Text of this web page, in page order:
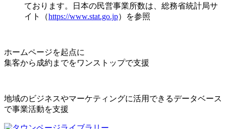
ております。日本の民営事業所数は、総務省統計局サ
イト（https://www.stat.go.jp）を参照
ホームページを起点に
集客から成約までをワンストップで支援
地域のビジネスやマーケティングに活用できるデータベース
で事業活動を支援